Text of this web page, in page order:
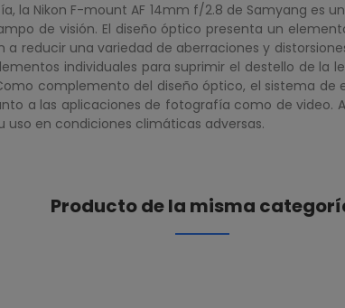
la Nikon F-mount AF 14mm f/2.8 de Samyang es
de visión. El diseño óptico presenta un
reducir una variedad de aberraciones y
individuales para suprimir el destello de
complemento del diseño óptico, el sistema
a las aplicaciones de fotografía como de
en condiciones climáticas adversas.
Producto de la misma